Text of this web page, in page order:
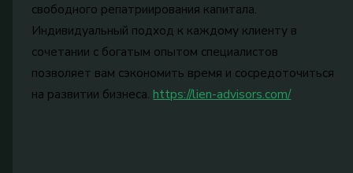
свободного репатриирования капитала.
Индивидуальный подход к каждому клиенту в
сочетании с богатым опытом специалистов
позволяет вам сэкономить время и сосредоточиться
на развитии бизнеса.https://lien-advisors.com/